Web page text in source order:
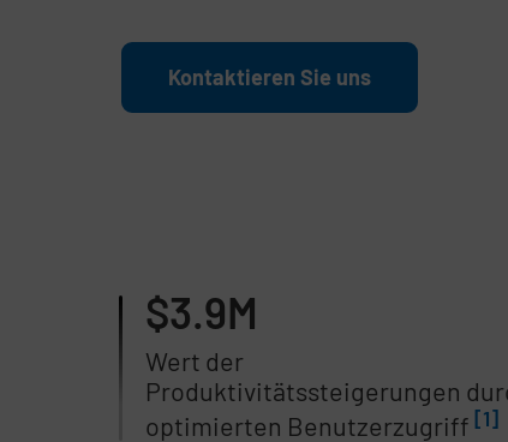
Kontaktieren Sie uns
$3.9M
Wert der
Produktivitätssteigerungen
optimierten Benutzerzugriff [1]